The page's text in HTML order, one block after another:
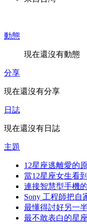
動態
現在還沒有動態
分享
現在還沒有分享
日誌
現在還沒有日誌
主題
12星座逃離愛的
當12星座女生看
連接智慧型手機
Sony 工程師把自
最懂得討好另一
最不敢表白的星